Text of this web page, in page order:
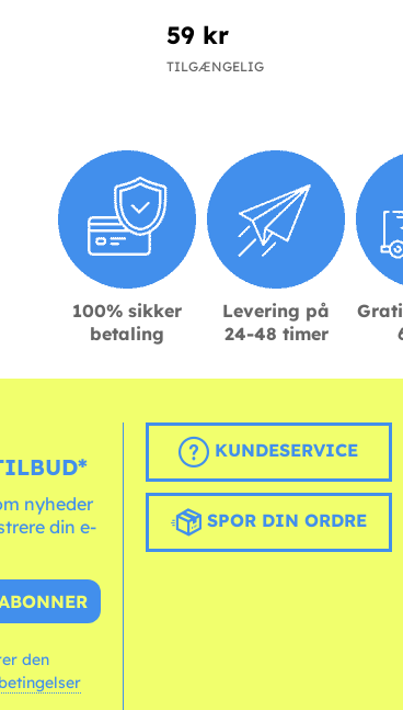
59 kr
TILGÆNGELIG
100% sikker
betaling
Levering på
24-48 timer
nyheder
din e-
den
betingelser
KUNDESERVICE
SPOR DIN ORDRE